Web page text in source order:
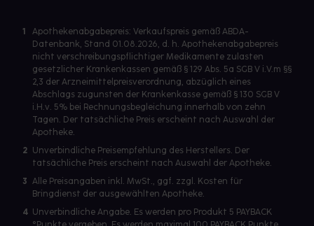
1
Apothekenabgabepreis: Verkaufspreis gemäß ABDA-
Datenbank, Stand 01.08.2026, d. h. Apothekenabgabepreis
nicht verschreibungspflichtiger Medikamente zulasten
gesetzlicher Krankenkassen gemäß § 129 Abs. 5a SGB V i.V.m §§
2,3 der Arzneimittelpreisverordnung, abzüglich eines
Abschlags zugunsten der Krankenkasse gemäß § 130 SGB V
i.H.v. 5% bei Rechnungsbegleichung innerhalb von zehn
Tagen. Der tatsächliche Preis erscheint nach Auswahl der
Apotheke.
2 Unverbindliche Preisempfehlung des Herstellers. Der
tatsächliche Preis erscheint nach Auswahl der Apotheke.
3 Alle Preisangaben inkl. MwSt., ggf. zzgl. Kosten für
Bringdienst der ausgewählten Apotheke.
4 Unverbindliche Angabe. Es werden pro Produkt 5 PAYBACK